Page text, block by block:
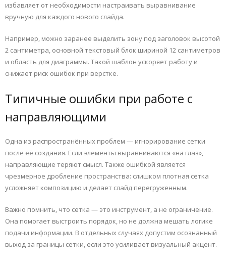
избавляет от необходимости настраивать выравнивание
вручную для каждого нового слайда.
Например, можно заранее выделить зону под заголовок высотой
2 сантиметра, основной текстовый блок шириной 12 сантиметров
и область для диаграммы. Такой шаблон ускоряет работу и
снижает риск ошибок при верстке.
Типичные ошибки при работе с
направляющими
Одна из распространённых проблем — игнорирование сетки
после её создания. Если элементы выравниваются «на глаз»,
направляющие теряют смысл. Также ошибкой является
чрезмерное дробление пространства: слишком плотная сетка
усложняет композицию и делает слайд перегруженным.
Важно помнить, что сетка — это инструмент, а не ограничение.
Она помогает выстроить порядок, но не должна мешать логике
подачи информации. В отдельных случаях допустим осознанный
выход за границы сетки, если это усиливает визуальный акцент.